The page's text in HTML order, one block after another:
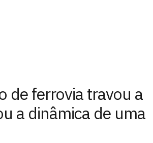
de ferrovia travou a
a dinâmica de uma